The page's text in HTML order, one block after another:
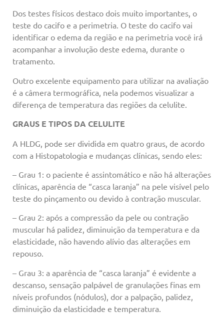
Dos testes físicos destaco dois muito importantes, o
teste do cacifo e a perimetria. O teste do cacifo vai
identificar o edema da região e na perimetria você irá
acompanhar a involução deste edema, durante o
tratamento.
Outro excelente equipamento para utilizar na avaliação
é a câmera termográfica, nela podemos visualizar a
diferença de temperatura das regiões da celulite.
GRAUS E TIPOS DA CELULITE
A HLDG, pode ser dividida em quatro graus, de acordo
com a Histopatologia e mudanças clínicas, sendo eles:
– Grau 1: o paciente é assintomático e não há alterações
clínicas, aparência de “casca laranja” na pele visível pelo
teste do pinçamento ou devido à contração muscular.
– Grau 2: após a compressão da pele ou contração
muscular há palidez, diminuição da temperatura e da
elasticidade, não havendo alívio das alterações em
repouso.
– Grau 3: a aparência de “casca laranja” é evidente a
descanso, sensação palpável de granulações finas em
níveis profundos (nódulos), dor a palpação, palidez,
diminuição da elasticidade e temperatura.